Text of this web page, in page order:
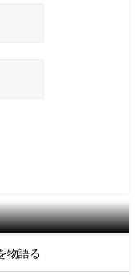
物語る